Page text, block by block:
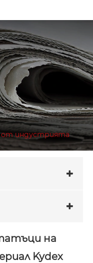
от индустрията
на
Kydex